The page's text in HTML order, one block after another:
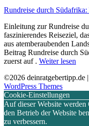
Rundreise durch
Einleitung z‬ur Rundreise
faszinierendes Reiseziel,
a‬us atemberaubenden
Beitrag Rundreise durch
zuerst auf . Weiter lesen
©2026 deinratgebertipp.de
WordPress Themes
Cookie-Einstellungen
Auf dieser Website
den Betrieb der Website
zu verbessern.